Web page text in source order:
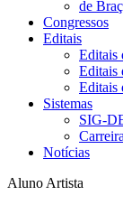
de
Congressos
Editais
Editais
Editais
Editais
Sistemas
SIG-
Notícias
Aluno Artista